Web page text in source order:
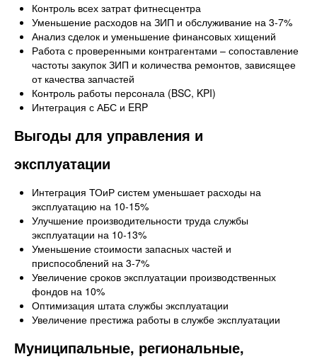
Контроль всех затрат фитнесцентра
Уменьшение расходов на ЗИП и обслуживание на 3-7%
Анализ сделок и уменьшение финансовых хищений
Работа с проверенными контрагентами – сопоставление
частоты закупок ЗИП и количества ремонтов, зависящее
от качества запчастей
Контроль работы персонала (BSC, KPI)
Интеграция с АБС и ERP
Выгоды для управления и
эксплуатации
Интеграция ТОиР систем уменьшает расходы на
эксплуатацию на 10-15%
Улучшение производительности труда службы
эксплуатации на 10-13%
Уменьшение стоимости запасных частей и
приспособлений на 3-7%
Увеличение сроков эксплуатации производственных
фондов на 10%
Оптимизация штата службы эксплуатации
Увеличение престижа работы в службе эксплуатации
Муниципальные, региональные,